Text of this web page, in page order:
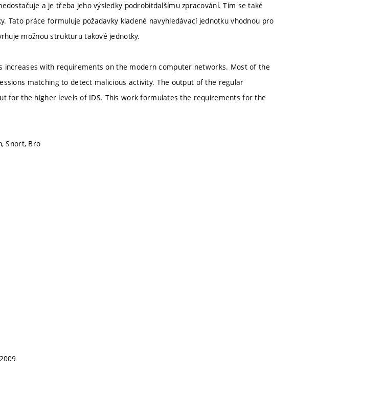
a je třeba jeho výsledky podrobitdalšímu zpracování. Tím se také
Tato práce formuluje požadavky kladené navyhledávací jednotku vhodnou pro
možnou strukturu takové jednotky.
increases with requirements on the modern computer networks. Most of the
matching to detect malicious activity. The output of the regular
for the higher levels of IDS. This work formulates the requirements for the
Snort, Bro